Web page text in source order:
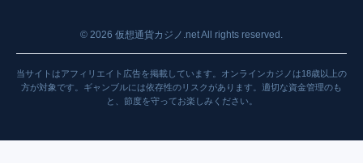
© 2026 仮想通貨カジノ.net All rights reserved.
当サイトはアフィリエイト広告を掲載しています。オンラインカジノは18歳以上の
方が対象です。ギャンブルには依存性のリスクがあります。適切な資金管理のも
と、節度を守ってお楽しみください。